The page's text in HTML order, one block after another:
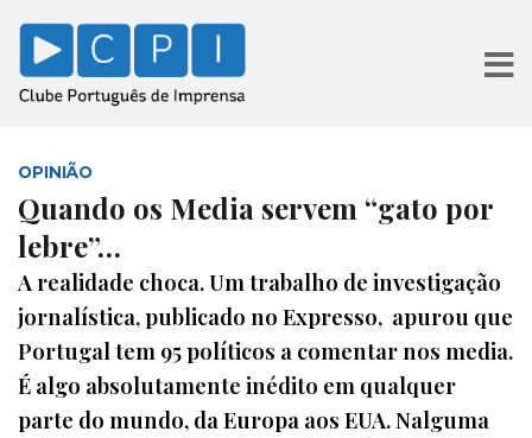
OPINIÃO
Quando os Media servem “gato por
lebre”…
A realidade choca. Um trabalho de investigação
jornalística, publicado no Expresso, apurou que
Portugal tem 95 políticos a comentar nos media.
É algo absolutamente inédito em qualquer
parte do mundo, da Europa aos EUA. Nalguma